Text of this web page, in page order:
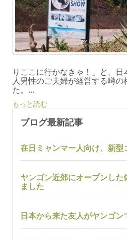
りここに行かなきゃ！」と、
人男性のご夫婦が経営する噂の
た。...
もっと読む
ブログ最新記事
在日ミャンマー人向け、新型
ヤンゴン近郊にオープンした
ました
日本から来た友人がヤンゴン